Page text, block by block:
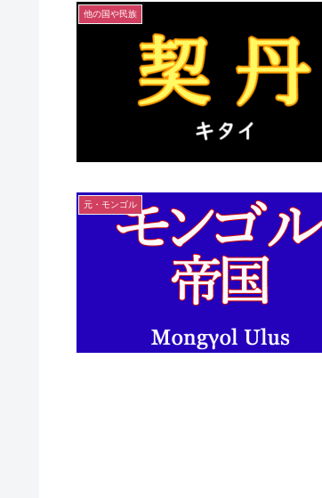
他の国や民族
元・モンゴル